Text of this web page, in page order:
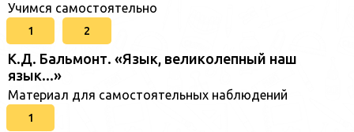
Учимся самостоятельно
1 2
К.Д. Бальмонт. «Язык, великолепный наш
язык...»
Материал для самостоятельных наблюдений
1